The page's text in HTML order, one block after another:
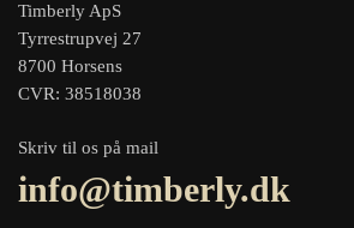
Timberly ApS
Tyrrestrupvej 27
8700 Horsens
CVR: 38518038
Skriv til os på mail
info@timberly.dk